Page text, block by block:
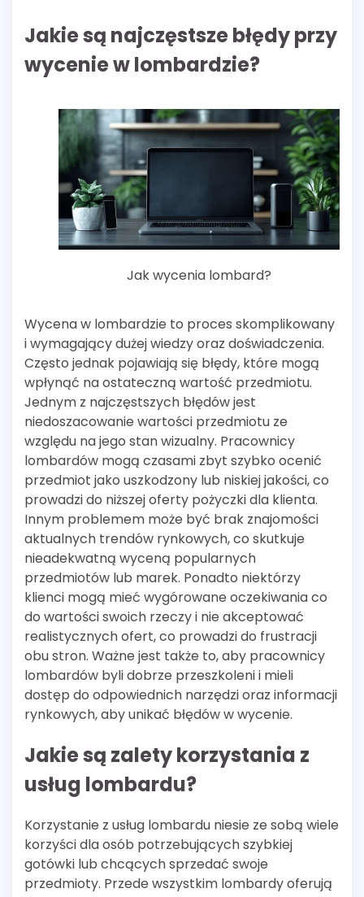
Jakie są najczęstsze błędy przy
wycenie w lombardzie?
Jak wycenia lombard?
Wycena w lombardzie to proces skomplikowany
i wymagający dużej wiedzy oraz doświadczenia.
Często jednak pojawiają się błędy, które mogą
wpłynąć na ostateczną wartość przedmiotu.
Jednym z najczęstszych błędów jest
niedoszacowanie wartości przedmiotu ze
względu na jego stan wizualny. Pracownicy
lombardów mogą czasami zbyt szybko ocenić
przedmiot jako uszkodzony lub niskiej jakości, co
prowadzi do niższej oferty pożyczki dla klienta.
Innym problemem może być brak znajomości
aktualnych trendów rynkowych, co skutkuje
nieadekwatną wyceną popularnych
przedmiotów lub marek. Ponadto niektórzy
klienci mogą mieć wygórowane oczekiwania co
do wartości swoich rzeczy i nie akceptować
realistycznych ofert, co prowadzi do frustracji
obu stron. Ważne jest także to, aby pracownicy
lombardów byli dobrze przeszkoleni i mieli
dostęp do odpowiednich narzędzi oraz informacji
rynkowych, aby unikać błędów w wycenie.
Jakie są zalety korzystania z
usług lombardu?
Korzystanie z usług lombardu niesie ze sobą wiele
korzyści dla osób potrzebujących szybkiej
gotówki lub chcących sprzedać swoje
przedmioty. Przede wszystkim lombardy oferują